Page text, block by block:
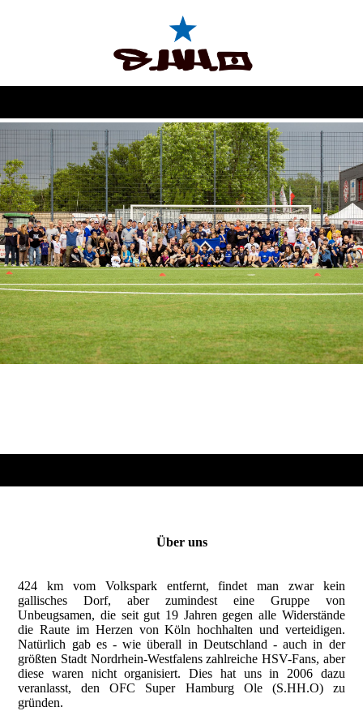
Über uns
424 km vom Volkspark entfernt, findet man zwar kein
gallisches Dorf, aber zumindest eine Gruppe von
Unbeugsamen, die seit gut 19 Jahren gegen alle Widerstände
die Raute im Herzen von Köln hochhalten und verteidigen.
Natürlich gab es - wie überall in Deutschland - auch in der
größten Stadt Nordrhein-Westfalens zahlreiche HSV-Fans, aber
diese waren nicht organisiert. Dies hat uns in 2006 dazu
veranlasst, den OFC Super Hamburg Ole (S.HH.O) zu
gründen.